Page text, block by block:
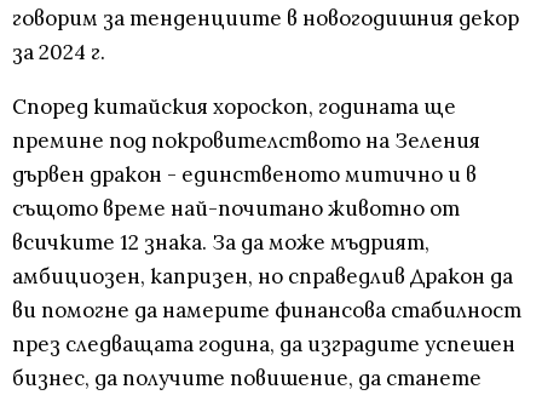
говорим за тенденциите в новогодишния декор
за 2024 г.
Според китайския хороскоп, годината ще
премине под покровителството на Зеления
дървен дракон - единственото митично и в
същото време най-почитано животно от
всичките 12 знака. За да може мъдрият,
амбициозен, капризен, но справедлив Дракон да
ви помогне да намерите финансова стабилност
през следващата година, да изградите успешен
бизнес, да получите повишение, да станете